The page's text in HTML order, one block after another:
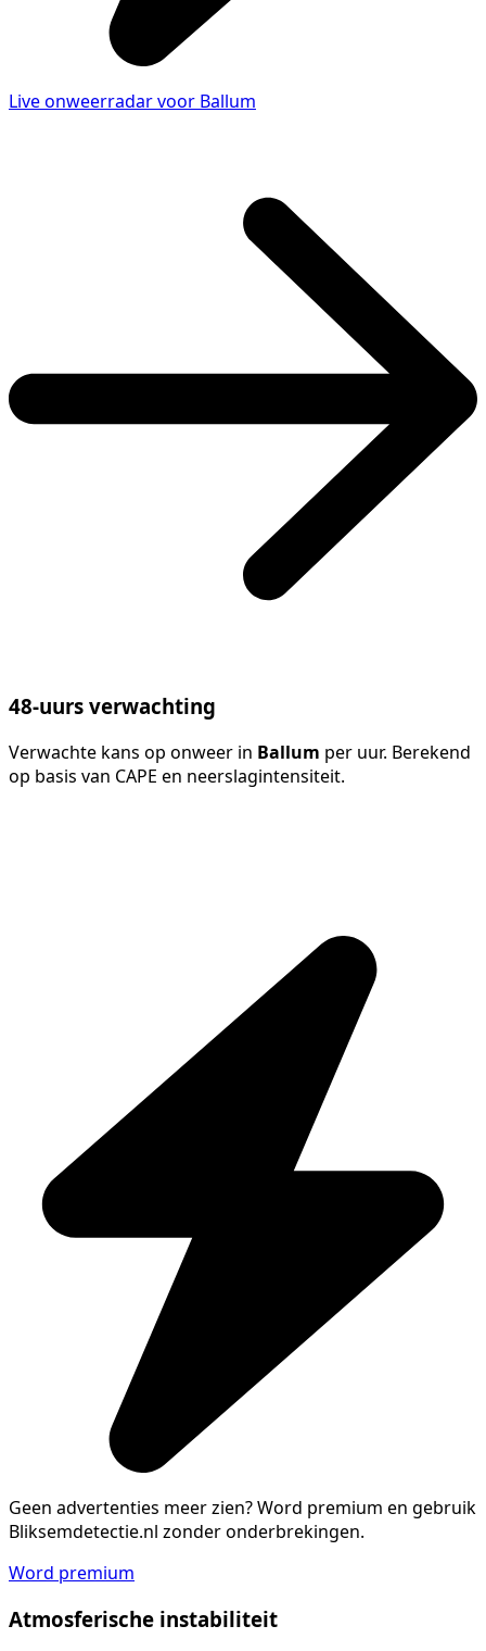
Live onweerradar voor Ballum
48-uurs verwachting
Verwachte kans op onweer in Ballum per uur. Berekend
op basis van CAPE en neerslagintensiteit.
Geen advertenties meer zien?Word premium en gebruik
Bliksemdetectie.nl zonder onderbrekingen.
Word premium
Atmosferische instabiliteit